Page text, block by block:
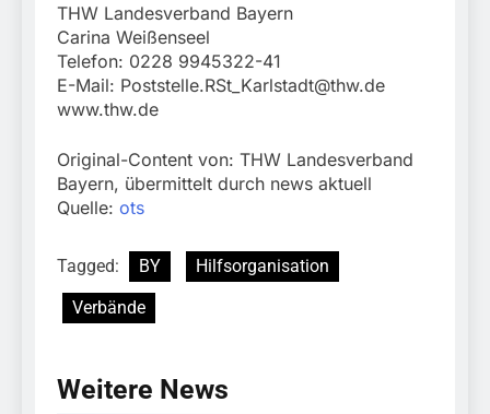
THW Landesverband Bayern
Carina Weißenseel
Telefon: 0228 9945322-41
E-Mail: Poststelle.RSt_Karlstadt@thw.de
www.thw.de
Original-Content von: THW Landesverband
Bayern, übermittelt durch news aktuell
Quelle: ots
Tagged: BY
Hilfsorganisation
Verbände
Weitere News